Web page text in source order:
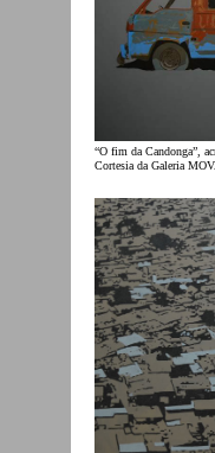
“O fim da Candonga”,
Cortesia da Galeria